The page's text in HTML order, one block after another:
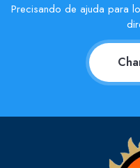
Precisando de ajuda para